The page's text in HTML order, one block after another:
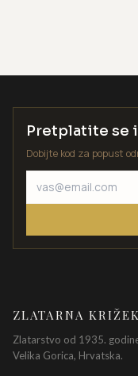
Pretplatite se
Dobijte kod za popust
ZLATARNA KRIŽEK
Zlatarstvo od 1935.
Velika Gorica, Hrvatska.